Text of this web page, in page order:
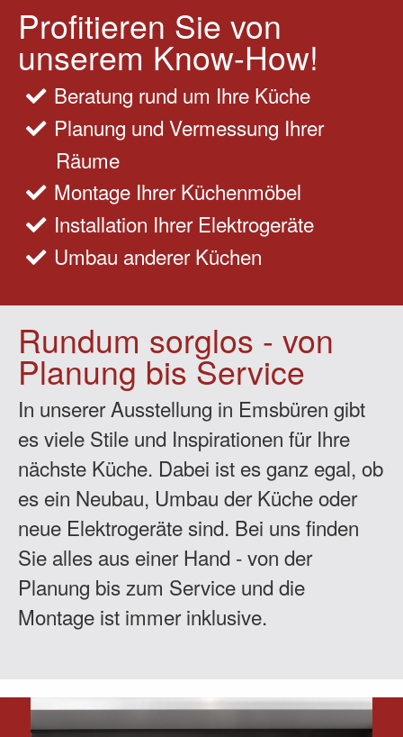
Profitieren Sie von
unserem Know-How!
Beratung rund um Ihre Küche
Planung und Vermessung Ihrer
Räume
Montage Ihrer Küchenmöbel
Installation Ihrer Elektrogeräte
Umbau anderer Küchen
Rundum sorglos - von
Planung bis Service
In unserer Ausstellung in Emsbüren gibt
es viele Stile und Inspirationen für Ihre
nächste Küche. Dabei ist es ganz egal, ob
es ein Neubau, Umbau der Küche oder
neue Elektrogeräte sind. Bei uns finden
Sie alles aus einer Hand - von der
Planung bis zum Service und die
Montage ist immer inklusive.